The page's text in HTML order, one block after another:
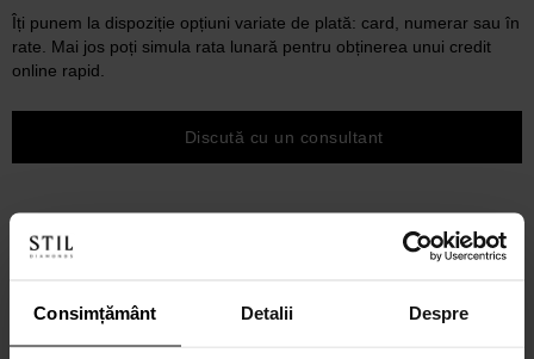
Consimțământ Detalii Despre
Îți punem la dispoziție opțiuni variate de plată: card, numerar sau în
rate. Mai jos poți simula rata lunară pentru obținerea unui credit
online rapid.
Discută cu un consultant